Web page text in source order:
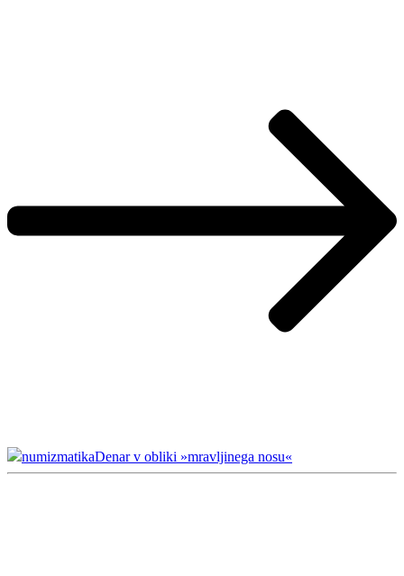
numizmatikaDenar v obliki »mravljinega nosu«